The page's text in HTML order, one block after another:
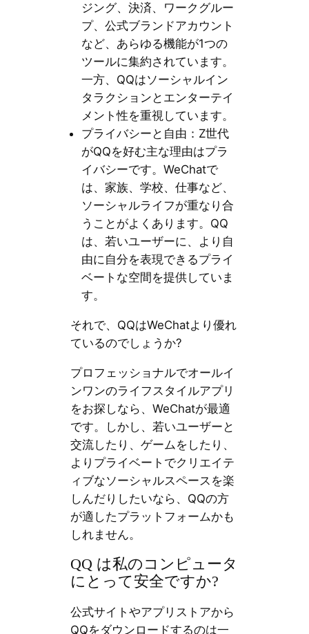
ジング、決済、ワークグルー
プ、公式ブランドアカウント
など、あらゆる機能が1つの
ツールに集約されています。
一方、QQはソーシャルイン
タラクションとエンターテイ
メント性を重視しています。
プライバシーと自由：Z世代
がQQを好む主な理由はプラ
イバシーです。WeChatで
は、家族、学校、仕事など、
ソーシャルライフが重なり合
うことがよくあります。QQ
は、若いユーザーに、より自
由に自分を表現できるプライ
ベートな空間を提供していま
す。
それで、QQはWeChatより優れ
ているのでしょうか?
プロフェッショナルでオールイ
ンワンのライフスタイルアプリ
をお探しなら、WeChatが最適
です。しかし、若いユーザーと
交流したり、ゲームをしたり、
よりプライベートでクリエイテ
ィブなソーシャルスペースを楽
しんだりしたいなら、QQの方
が適したプラットフォームかも
しれません。
QQ は私のコンピュータ
にとって安全ですか?
公式サイトやアプリストアから
QQをダウンロードするのは一